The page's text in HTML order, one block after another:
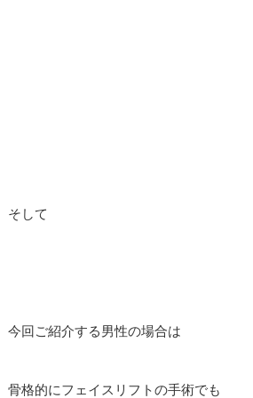
そして
今回ご紹介する男性の場合は
骨格的にフェイスリフトの手術でも